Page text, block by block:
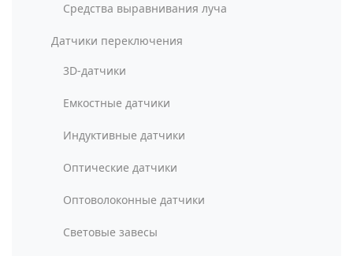
Средства выравнивания луча
Датчики переключения
3D-датчики
Емкостные датчики
Индуктивные датчики
Оптические датчики
Оптоволоконные датчики
Световые завесы